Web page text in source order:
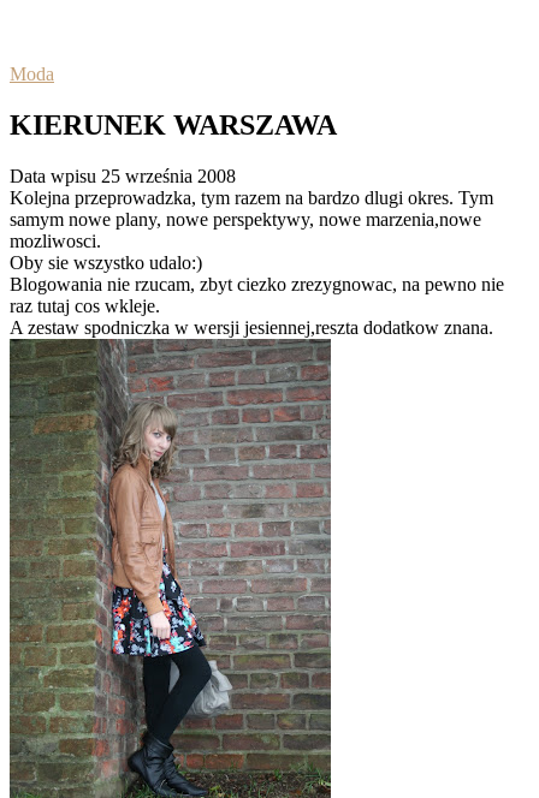
Moda
KIERUNEK WARSZAWA
Data wpisu 25 września 2008
Kolejna przeprowadzka, tym razem na bardzo dlugi okres. Tym
samym nowe plany, nowe perspektywy, nowe marzenia,nowe
mozliwosci.
Oby sie wszystko udalo:)
Blogowania nie rzucam, zbyt ciezko zrezygnowac, na pewno nie
raz tutaj cos wkleje.
A zestaw spodniczka w wersji jesiennej,reszta dodatkow znana.